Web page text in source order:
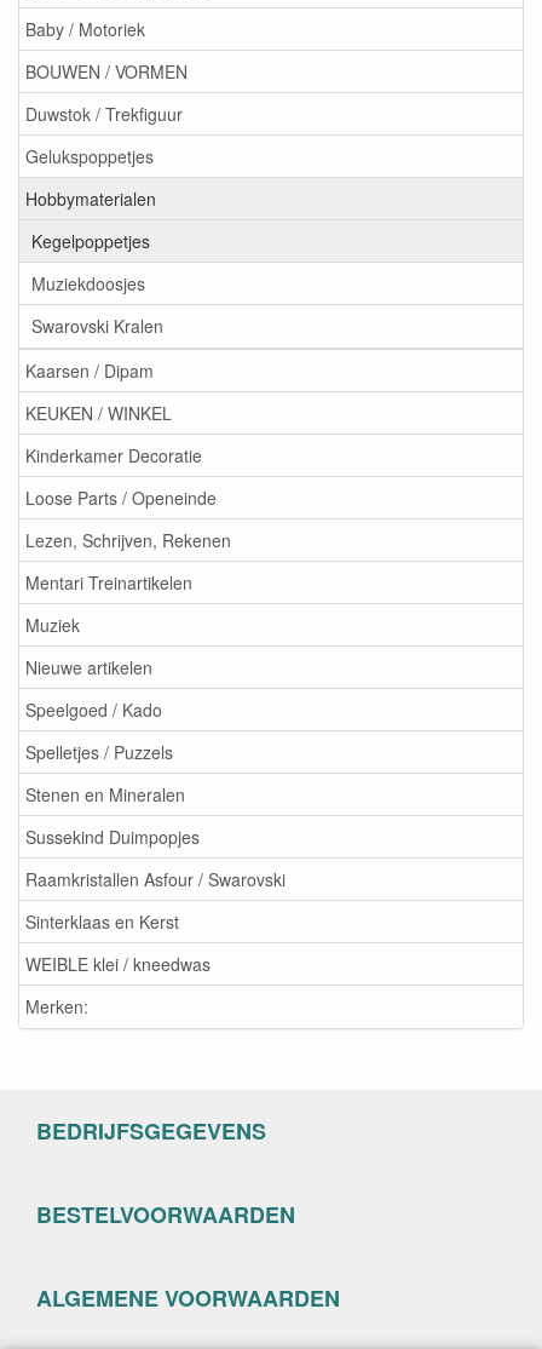
Baby / Motoriek
BOUWEN / VORMEN
Duwstok / Trekfiguur
Gelukspoppetjes
Hobbymaterialen
Kegelpoppetjes
Muziekdoosjes
Swarovski Kralen
Kaarsen / Dipam
KEUKEN / WINKEL
Kinderkamer Decoratie
Loose Parts / Openeinde
Lezen, Schrijven, Rekenen
Mentari Treinartikelen
Muziek
Nieuwe artikelen
Speelgoed / Kado
Spelletjes / Puzzels
Stenen en Mineralen
Sussekind Duimpopjes
Raamkristallen Asfour / Swarovski
Sinterklaas en Kerst
WEIBLE klei / kneedwas
Merken:
BEDRIJFSGEGEVENS
BESTELVOORWAARDEN
ALGEMENE VOORWAARDEN